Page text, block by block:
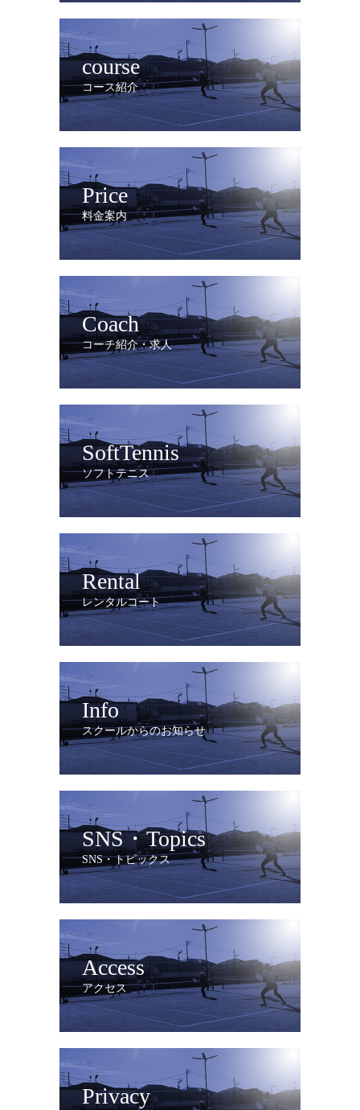
course
コース紹介
Price
料金案内
Coach
コーチ紹介・求人
SoftTennis
ソフトテニス
Rental
レンタルコート
Info
スクールからのお知らせ
SNS・Topics
SNS・トピックス
Access
アクセス
Privacy